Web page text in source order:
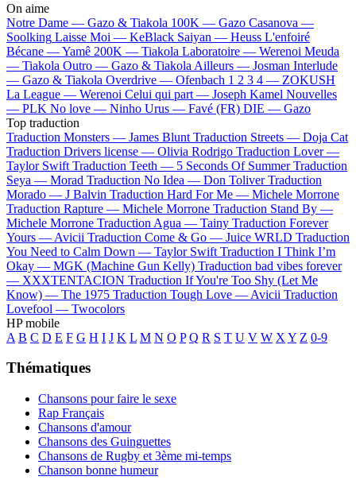
On aime
Notre Dame — Gazo & Tiakola 100K — Gazo Casanova —
Soolking Laisse Moi — KeBlack Saiyan — Heuss L'enfoiré
Bécane —Yamê 200K — Tiakola Laboratoire — Werenoi Meuda
— Tiakola Outro — Gazo & Tiakola Ailleurs — Josman Interlude
— Gazo & Tiakola Overdrive — Ofenbach 1 2 3 4 — ZOKUSH
La League — Werenoi Celui qui part — Joseph Kamel Nouvelles
— PLK No love — Ninho Urus — Favé (FR) DIE — Gazo
Top traduction
Traduction Monsters — James Blunt Traduction Streets — Doja Cat
Traduction Drivers license — Olivia Rodrigo Traduction Lover —
Taylor Swift Traduction Teeth — 5 Seconds Of Summer Traduction
Seya — Morad Traduction No Idea — Don Toliver Traduction
Morado — J Balvin Traduction Hard For Me — Michele Morrone
Traduction Rapture — Michele Morrone Traduction Stand By —
Michele Morrone Traduction Agua — Tainy Traduction Forever
Yours — Avicii Traduction Come & Go — Juice WRLD Traduction
You Need to Calm Down — Taylor Swift Traduction I Think I’m
Okay — MGK (Machine Gun Kelly) Traduction bad vibes forever
— XXXTENTACION Traduction If You're Too Shy (Let Me
Know) — The 1975 Traduction Tough Love — Avicii Traduction
Lovefool — Twocolors
HP mobile
A B C D E F G H I J K L M N O P Q R S T U V W X Y Z 0-9
Thématiques
Chansons pour faire le sexe
Rap Français
Chansons d'amour
Chansons des Guinguettes
Chansons de Rugby et 3ème mi-temps
Chanson bonne humeur